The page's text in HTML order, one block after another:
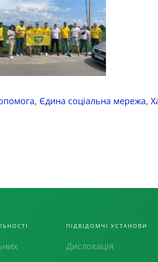
, Єдина соціальна мережа,
ПІДВІДОМЧІ УСТАНОВИ
Дислокація